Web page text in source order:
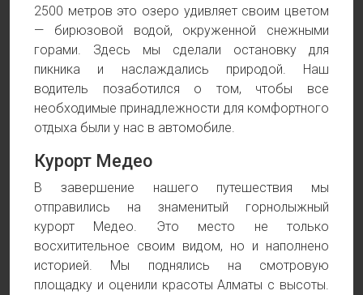
2500 метров это озеро удивляет своим цветом
— бирюзовой водой, окруженной снежными
горами. Здесь мы сделали остановку для
пикника и наслаждались природой. Наш
водитель позаботился о том, чтобы все
необходимые принадлежности для комфортного
отдыха были у нас в автомобиле.
Курорт Медео
В завершение нашего путешествия мы
отправились на знаменитый горнолыжный
курорт Медео. Это место не только
восхитительное своим видом, но и наполнено
историей. Мы поднялись на смотровую
площадку и оценили красоты Алматы с высоты.